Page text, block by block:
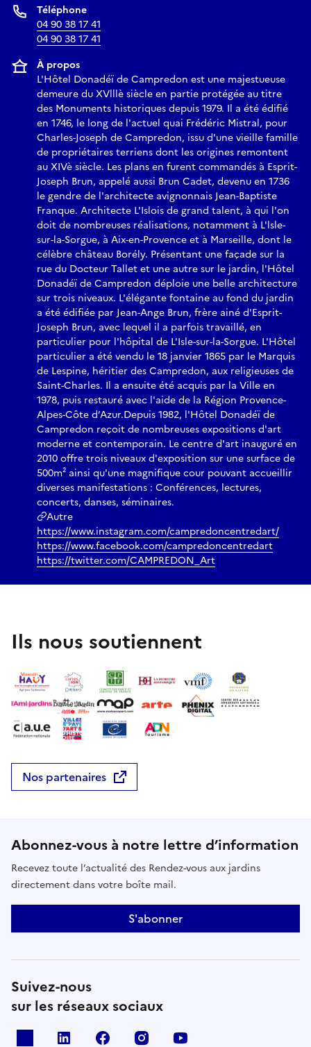
Téléphone
04 90 38 17 41
04 90 38 17 41
À propos
L'Hôtel Donadéï de Campredon est une majestueuse
demeure du XVlllè siècle en partie protégée au titre
des Monuments historiques depuis 1979. Il a été édifié
en 1746, le long de l'actuel quai Frédéric Mistral, pour
Charles-Joseph de Campredon, issu d'une vieille famille
de propriétaires terriens dont les origines remontent
au XIVè siècle. Les plans en furent commandés à Esprit-
Joseph Brun, appelé aussi Brun Cadet, devenu en 1736
le gendre de l'architecte avignonnais Jean-Baptiste
Franque. Architecte L'Islois de grand talent, à qui l'on
doit de nombreuses réalisations, notamment à L'lsle-
sur-la-Sorgue, à Aix-en-Provence et à Marseille, dont le
célèbre château Borély. Présentant une façade sur la
rue du Docteur Tallet et une autre sur le jardin, l'Hôtel
Donadéï de Campredon déploie une belle architecture
sur trois niveaux. L'élégante fontaine au fond du jardin
a été édifiée par Jean-Ange Brun, frère ainé d'Esprit-
Joseph Brun, avec lequel il a parfois travaillé, en
particulier pour l'hôpital de L'Isle-sur-la-Sorgue. L'Hôtel
particulier a été vendu le 18 janvier 1865 par le Marquis
de Lespine, héritier des Campredon, aux religieuses de
Saint-Charles. Il a ensuite été acquis par la Ville en
1978, puis restauré avec l'aide de la Région Provence-
Alpes-Côte d’Azur. ​ Depuis 1982, l'Hôtel Donadéï de
Campredon reçoit de nombreuses expositions d'art
moderne et contemporain. Le centre d'art inauguré en
2010 offre trois niveaux d'exposition sur une surface de
500m² ainsi qu'une magnifique cour pouvant accueillir
diverses manifestations : Conférences, lectures,
concerts, danses, séminaires.
Autre
https://www.instagram.com/campredoncentredart/
https://www.facebook.com/campredoncentredart
https://twitter.com/CAMPREDON_Art
Ils nous soutiennent
Nos partenaires
Abonnez-vous à notre lettre d’information
Recevez toute l’actualité des Rendez-vous aux jardins
directement dans votre boîte mail.
S'abonner
Suivez-nous
sur les réseaux sociaux
Linkedin Facebook Instagram